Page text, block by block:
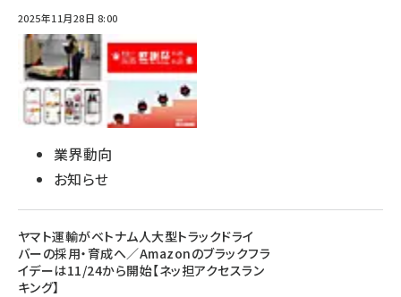
2025年11月28日 8:00
業界動向
お知らせ
ヤマト運輸がベトナム人大型トラックドライ
バーの採用・育成へ／Amazonのブラックフラ
イデーは11/24から開始【ネッ担アクセスラン
キング】